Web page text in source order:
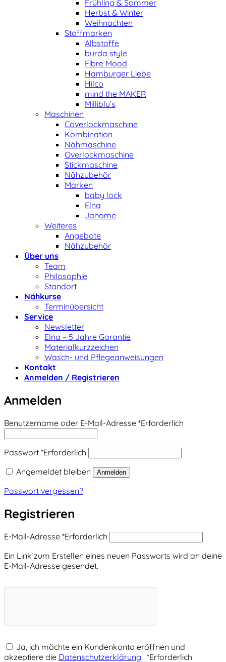
Frühling & Sommer
Herbst & Winter
Weihnachten
Stoffmarken
Albstoffe
burda style
Fibre Mood
Hamburger Liebe
Hilco
mind the MAKER
Milliblu’s
Maschinen
Coverlockmaschine
Kombination
Nähmaschine
Overlockmaschine
Stickmaschine
Nähzubehör
Marken
baby lock
Elna
Janome
Weiteres
Angebote
Nähzubehör
Über uns
Team
Philosophie
Standort
Nähkurse
Terminübersicht
Service
Newsletter
Elna – 5 Jahre Garantie
Materialkurzzeichen
Wasch- und Pflegeanweisungen
Kontakt
Anmelden / Registrieren
Anmelden
Benutzername oder E-Mail-Adresse *Erforderlich
Passwort *Erforderlich
Angemeldet bleiben
Anmelden
Passwort vergessen?
Registrieren
E-Mail-Adresse *Erforderlich
Ein Link zum Erstellen eines neuen Passworts wird an deine
E-Mail-Adresse gesendet.
Ja, ich möchte ein Kundenkonto eröffnen und
akzeptiere die Datenschutzerklärung. *Erforderlich